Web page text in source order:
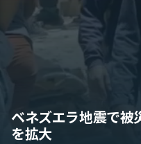
ベネズエラ地震で被
を拡大